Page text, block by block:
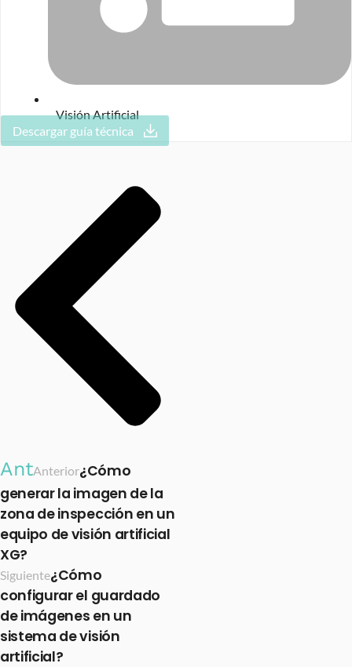
Visión Artificial
Descargar guía técnica
AntAnterior¿Cómo
generar la imagen de la
zona de inspección en un
equipo de visión artificial
XG?
Siguiente¿Cómo
configurar el guardado
de imágenes en un
sistema de visión
artificial?